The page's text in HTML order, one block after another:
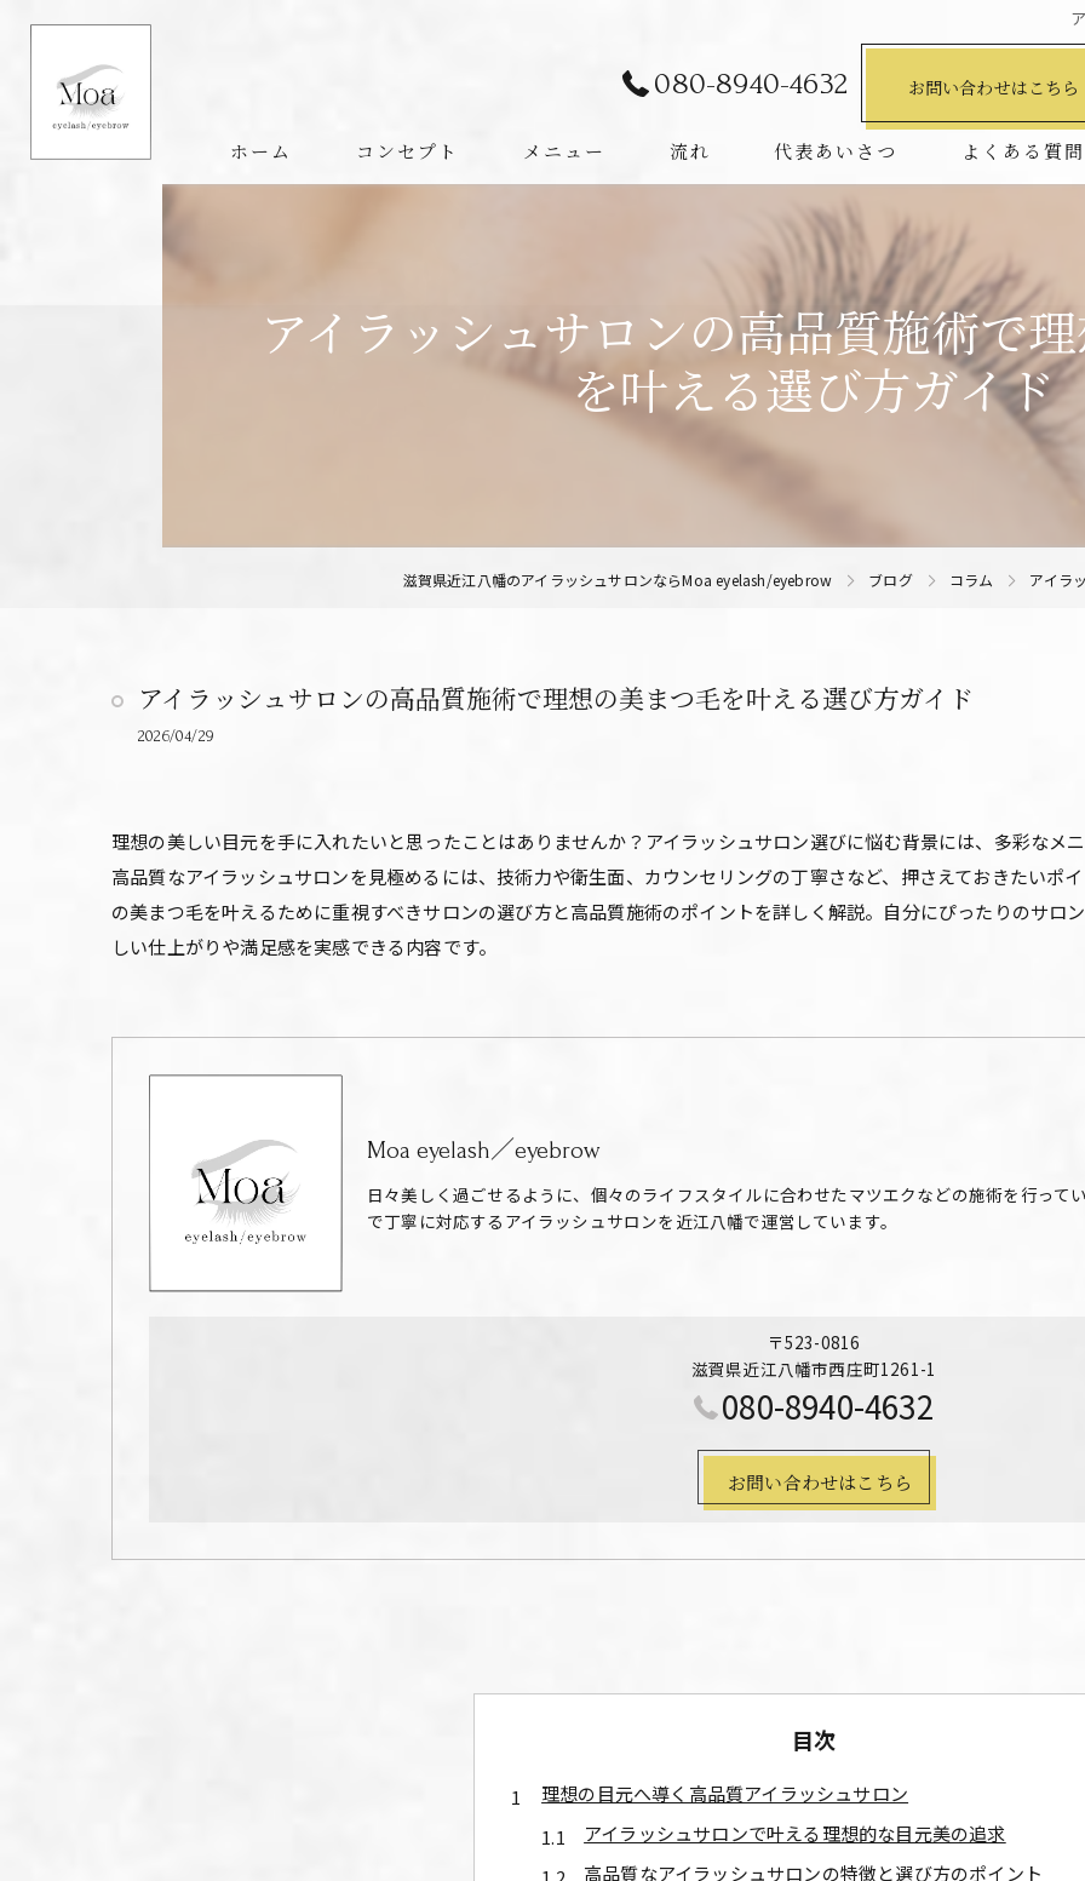
080-8940-4632 お問い合わせはこちら
ホーム コンセプト メニュー 流れ 代表あいさつ よくある質問
アイラッシュサロンの高品質施術で
を叶える選び方ガイド
滋賀県近江八幡のアイラッシュサロンならMoa eyelash/eyebrow ブログ コラム アイラ
アイラッシュサロンの高品質施術で理想の美まつ毛を叶える選び方ガイド
2026/04/29
理想の美しい目元を手に入れたいと思ったことはありませんか？アイラッシュサロン選びに悩む背景には、多彩なメ
高品質なアイラッシュサロンを見極めるには、技術力や衛生面、カウンセリングの丁寧さなど、押さえておきたいポ
の美まつ毛を叶えるために重視すべきサロンの選び方と高品質施術のポイントを詳しく解説。自分にぴったりのサロ
しい仕上がりや満足感を実感できる内容です。
Moa eyelash／eyebrow
日々美しく過ごせるように、個々のライフスタイルに合わせたマツエクなどの施術を行って
で丁寧に対応するアイラッシュサロンを近江八幡で運営しています。
〒523-0816
滋賀県近江八幡市西庄町1261-1
080-8940-4632
お問い合わせはこちら
目次
理想の目元へ導く高品質アイラッシュサロン
アイラッシュサロンで叶える理想的な目元美の追求
高品質なアイラッシュサロンの特徴と選び方のポイント